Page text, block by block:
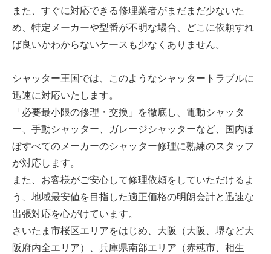
また、すぐに対応できる修理業者がまだまだ少ないた
め、特定メーカーや型番が不明な場合、どこに依頼すれ
ば良いかわからないケースも少なくありません。
シャッター王国では、このようなシャッタートラブルに
迅速に対応いたします。
「必要最小限の修理・交換」を徹底し、電動シャッタ
ー、手動シャッター、ガレージシャッターなど、国内ほ
ぼすべてのメーカーのシャッター修理に熟練のスタッフ
が対応します。
また、お客様がご安心して修理依頼をしていただけるよ
う、地域最安値を目指した適正価格の明朗会計と迅速な
出張対応を心がけています。
さいたま市桜区エリアをはじめ、大阪（大阪、堺など大
阪府内全エリア）、兵庫県南部エリア（赤穂市、相生